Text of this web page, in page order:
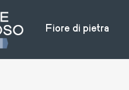
Fiore di pietra